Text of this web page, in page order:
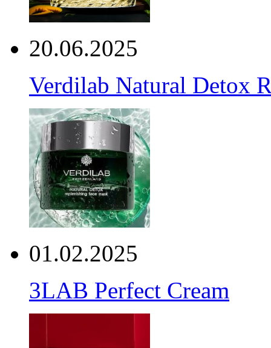
20.06.2025
Verdilab Natural Detox
01.02.2025
3LAB Perfect Cream